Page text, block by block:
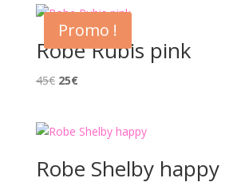
Promo !
Robe Rubis pink
45€ Le
était :
25€Le
est :
Robe Shelby happy